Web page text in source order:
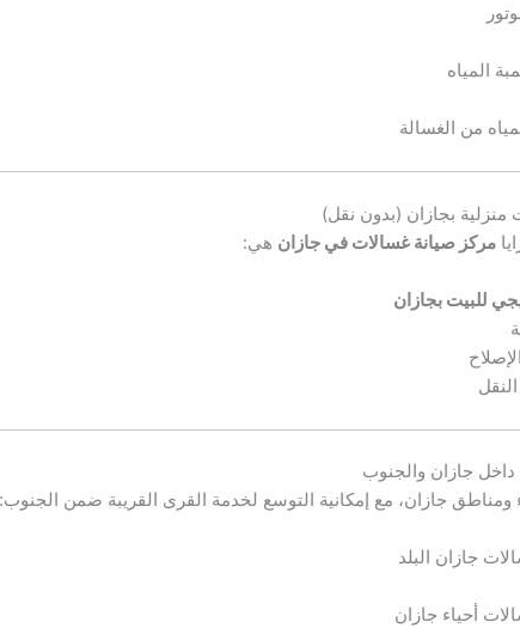
المياه
من الغسالة
بجازان (بدون نقل)
مركز صيانة غسالات في جازان هي:
للبيت بجازان
داخل جازان والجنوب
ومناطق جازان، مع إمكانية التوسع لخدمة القرى القريبة ضمن الجنوب:
جازان البلد
أحياء جازان